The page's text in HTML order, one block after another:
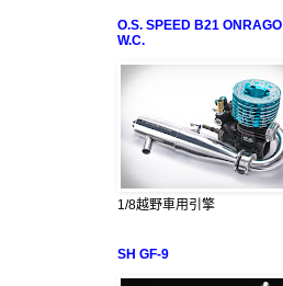
O.S. SPEED B21 ONRAGO
W.C.
1/8越野車用引擎
SH GF-9